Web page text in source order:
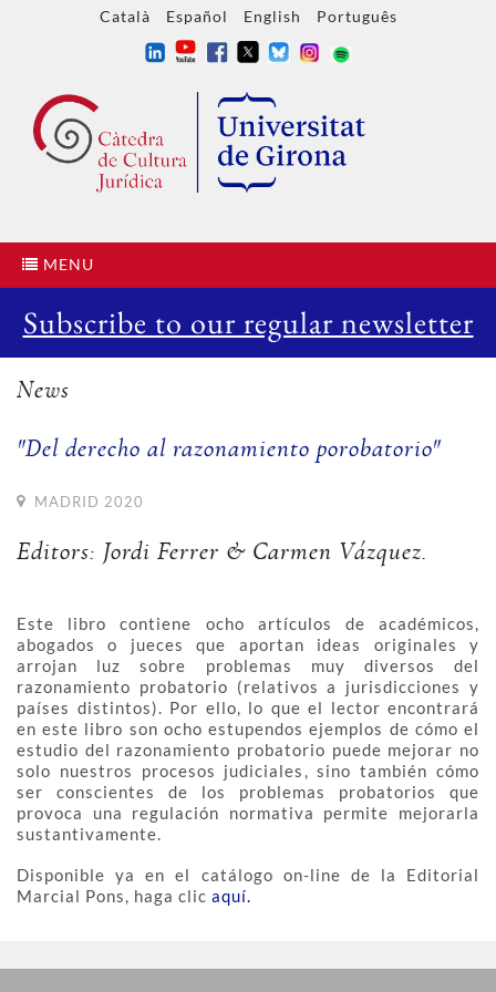
Català Español English Português
MENU
Subscribe to our regular newsletter
News
"Del derecho al razonamiento porobatorio"
MADRID 2020
Editors: Jordi Ferrer & Carmen Vázquez.
Este libro contiene ocho artículos de académicos,
abogados o jueces que aportan ideas originales y
arrojan luz sobre problemas muy diversos del
razonamiento probatorio (relativos a jurisdicciones y
países distintos). Por ello, lo que el lector encontrará
en este libro son ocho estupendos ejemplos de cómo el
estudio del razonamiento probatorio puede mejorar no
solo nuestros procesos judiciales, sino también cómo
ser conscientes de los problemas probatorios que
provoca una regulación normativa permite mejorarla
sustantivamente.
Disponible ya en el catálogo on-line de la Editorial
Marcial Pons, haga clic aquí.